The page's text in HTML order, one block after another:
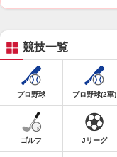
競技一覧
プロ野球 プロ野球(2軍)
ゴルフ Jリーグ